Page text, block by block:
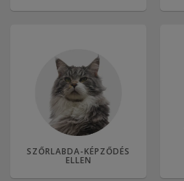
SZŐRLABDA-KÉPZŐDÉS
ELLEN